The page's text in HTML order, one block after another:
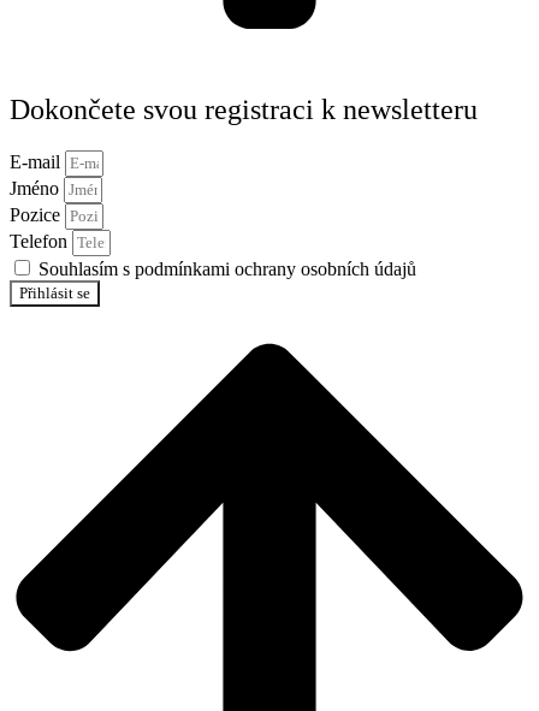
Dokončete svou registraci k newsletteru
E-mail
Jméno
Pozice
Telefon
Souhlasím s podmínkami ochrany osobních údajů
Přihlásit se